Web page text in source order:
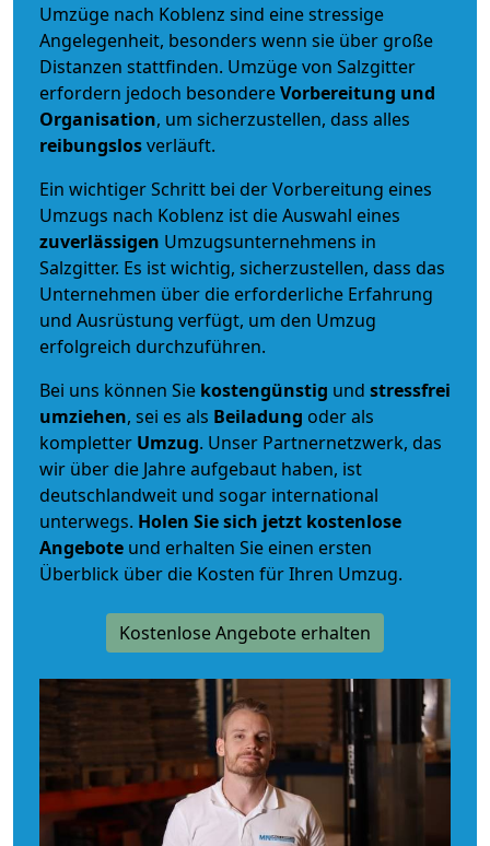
Umzüge nach Koblenz sind eine stressige
Angelegenheit, besonders wenn sie über große
Distanzen stattfinden. Umzüge von Salzgitter
erfordern jedoch besondereVorbereitung und
Organisation, um sicherzustellen, dass alles
reibungslosverläuft.
Ein wichtiger Schritt bei der Vorbereitung eines
Umzugs nach Koblenz ist die Auswahl eines
zuverlässigen Umzugsunternehmens in
Salzgitter. Es ist wichtig, sicherzustellen, dass das
Unternehmen über die erforderliche Erfahrung
und Ausrüstung verfügt, um den Umzug
erfolgreich durchzuführen.
Bei uns können Sie kostengünstig und stressfrei
umziehen, sei es als Beiladung oder als
kompletter Umzug. Unser Partnernetzwerk, das
wir über die Jahre aufgebaut haben, ist
deutschlandweit und sogar international
unterwegs. Holen Sie sich jetzt kostenlose
Angebote und erhalten Sie einen ersten
Überblick über die Kosten für Ihren Umzug.
Kostenlose Angebote erhalten